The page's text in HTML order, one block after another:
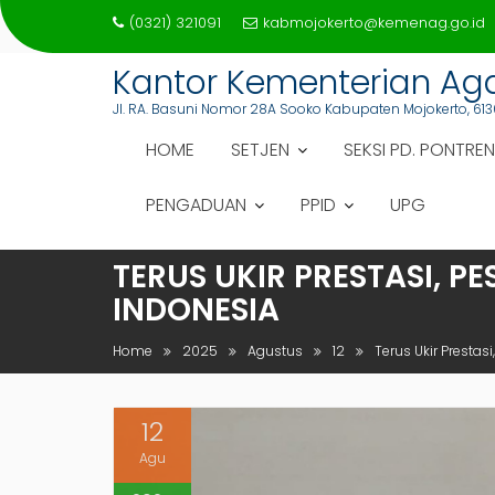
Skip
to
(0321) 321091 kabmojokerto@kemenag.go.id
Kantor Kementerian
Jl. RA. Basuni Nomor 28A Sooko Kabupaten Mojokerto,
HOME SETJEN SEKSI PD. PONTREN
PENGADUAN PPID UPG
TERUS UKIR PRESTASI,
INDONESIA
Home 2025 Agustus 12 Terus Ukir
12
Agu